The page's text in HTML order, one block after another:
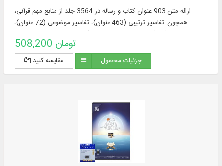
ارائه متن 903 عنوان کتاب و رساله در 3564 جلد از منابع مهم قرآنی،
همچون: تفاسیر ترتیبی (463 عنوان)، تفاسیر موضوعی (72 عنوان)،
قسمت دانشنامه)، منابع تفسیر و علوم قرآنی (319 عنوان)، فرهنگنامه‌ها (52
عنوان)، پرسمان‌های قرآنی (32 عنوان)
508,200 تومان
مقایسه کنید جزئیات محصول